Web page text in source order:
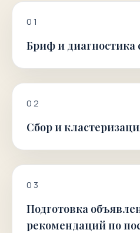
01
Бриф и диагностика
02
Сбор и
0 3
Подготовка
рекомендаций по